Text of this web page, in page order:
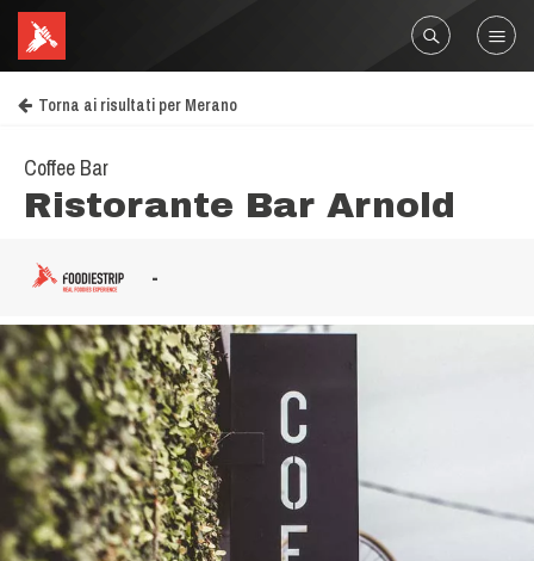
Torna ai risultati per Merano
Coffee Bar
Ristorante Bar Arnold
-